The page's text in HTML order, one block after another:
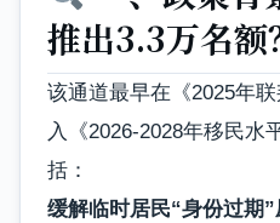
推出3.3万名额
该通道最早在《2025年
入《2026-2028年移民水
括：
缓解临时居民“身份过期”